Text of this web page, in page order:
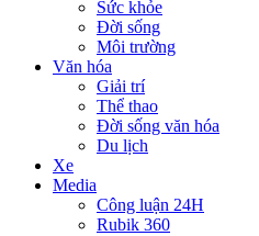
Sức khỏe
Đời sống
Môi trường
Văn hóa
Giải trí
Thể thao
Đời sống văn hóa
Du lịch
Xe
Media
Công luận 24H
Rubik 360